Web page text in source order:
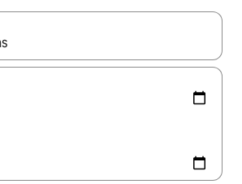
たら、上下の矢印キーを使って移動するか